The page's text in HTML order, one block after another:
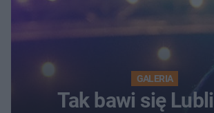
GALERIA
Tak bawi się